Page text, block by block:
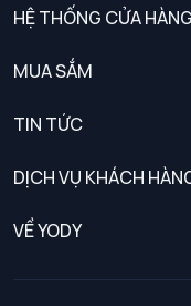
HỆ THỐNG CỬA HÀNG
MUA SẮM
TIN TỨC
DỊCH VỤ KHÁCH
Chính sách khách hàng
VỀ YODY